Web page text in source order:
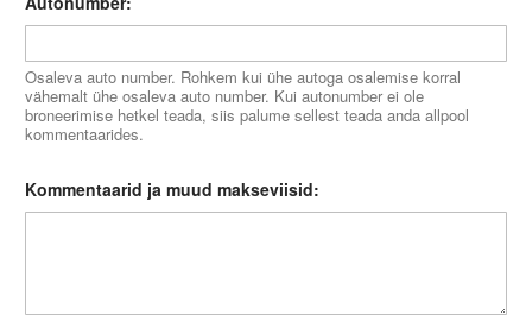
Osaleva auto number. Rohkem kui ühe autoga osalemise korral
vähemalt ühe osaleva auto number. Kui autonumber ei ole
broneerimise hetkel teada, siis palume sellest teada anda allpool
kommentaarides.
Kommentaarid ja muud makseviisid: